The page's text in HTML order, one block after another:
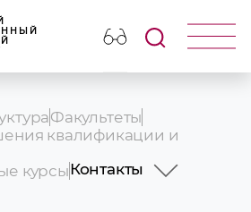
Факультеты
квалификации и
курсыКонтакты